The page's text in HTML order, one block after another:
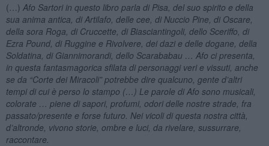
(…) Afo Sartori in questo libro parla di Pisa, del suo spirito e della
sua anima antica, di Artilafo, delle cee, di Nuccio Pine, di Oscare,
della sora Roga, di Cruccette, di Biasciantingoli, dello Sceriffo, di
Ezra Pound, di Ruggine e Rivolvere, dei dazi e delle dogane, della
Soldatina, di Giannimorandi, dello Scarababau … Afo ci presenta,
in questa fantasmagorica sfilata di personaggi veri e vissuti, anche
se da “Corte dei Miracoli” potrebbe dire qualcuno, gente d’altri
tempi di cui è perso lo stampo (…) Le parole di Afo sono musicali,
colorate … piene di sapori, profumi, odori delle nostre strade, fra
passato/presente e forse futuro. Nei vicoli di questa nostra città,
d’altronde, vivono storie, ombre e luci, da rivelare, sussurrare,
raccontare.